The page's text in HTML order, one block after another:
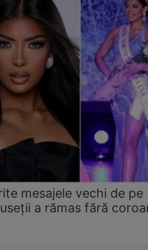
mesajele vechi de pe
a rămas fără